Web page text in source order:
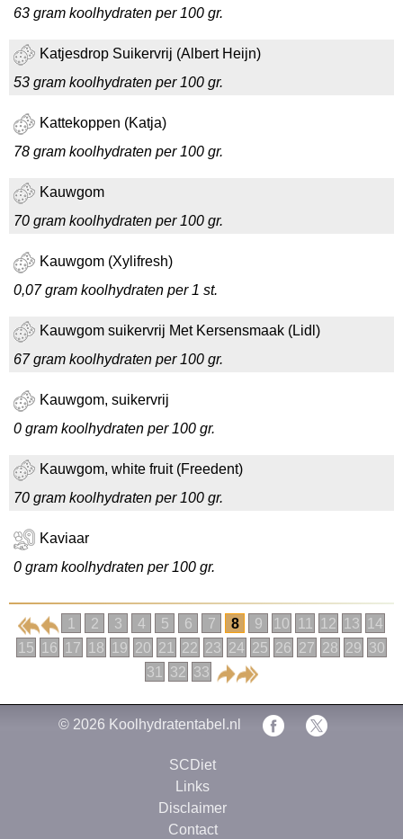
63 gram koolhydraten per 100 gr.
Katjesdrop Suikervrij (Albert Heijn)
53 gram koolhydraten per 100 gr.
Kattekoppen (Katja)
78 gram koolhydraten per 100 gr.
Kauwgom
70 gram koolhydraten per 100 gr.
Kauwgom (Xylifresh)
0,07 gram koolhydraten per 1 st.
Kauwgom suikervrij Met Kersensmaak (Lidl)
67 gram koolhydraten per 100 gr.
Kauwgom, suikervrij
0 gram koolhydraten per 100 gr.
Kauwgom, white fruit (Freedent)
70 gram koolhydraten per 100 gr.
Kaviaar
0 gram koolhydraten per 100 gr.
1 2 3 4 5 6 7 8 9 10 11 12 13
14
15
16 17 18 19 20 21 22 23 24 25 26 27 28 29 30
31
32 33
© 2026 Koolhydratentabel.nl
SCDiet
Links
Disclaimer
Contact